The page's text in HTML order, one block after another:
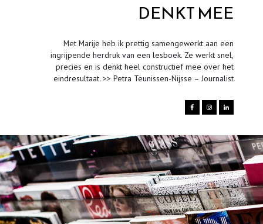
DENKT MEE
Met Marije heb ik prettig samengewerkt aan een
ingrijpende herdruk van een lesboek. Ze werkt snel,
precies en is denkt heel constructief mee over het
eindresultaat. >> Petra Teunissen-Nijsse – Journalist
  